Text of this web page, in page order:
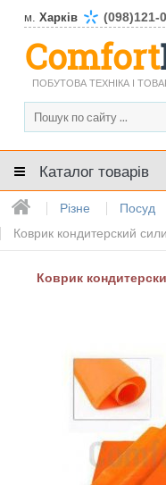
м. Харків (098)121-
Comfort
ПОБУТОВА ТЕХНІКА І
Каталог товарів
Різне
Посуд
Коврик кондитерский
Коврик